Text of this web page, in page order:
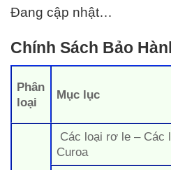
Đang cập nhật…
Chính Sách Bảo
Phân
loại
Mục lục
Các loại rơ le – Các
Curoa